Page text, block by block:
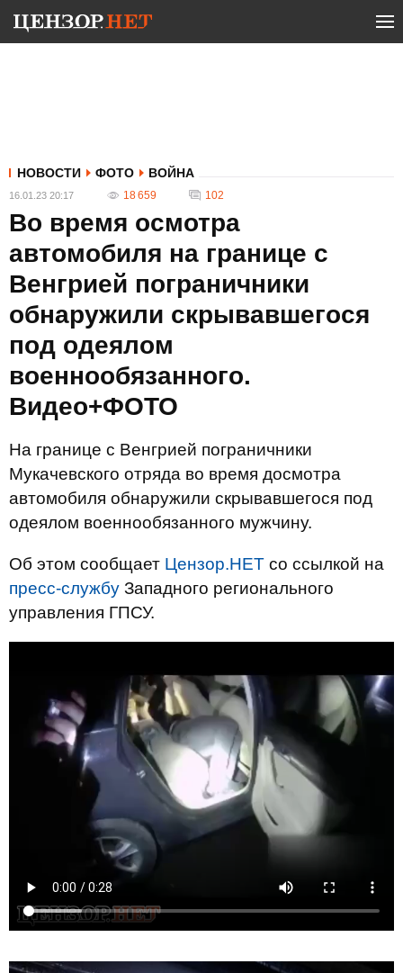
НОВОСТИ ФОТО ВОЙНА
16.01.23 20:17 18 659 102
Во время осмотра
автомобиля на границе с
Венгрией пограничники
обнаружили скрывавшегося
под одеялом
военнообязанного.
Видео+ФОТО
На границе с Венгрией пограничники
Мукачевского отряда во время досмотра
автомобиля обнаружили скрывавшегося под
одеялом военнообязанного мужчину.
Об этом сообщает Цензор.НЕТ со ссылкой на
пресс-службу Западного регионального
управления ГПСУ.